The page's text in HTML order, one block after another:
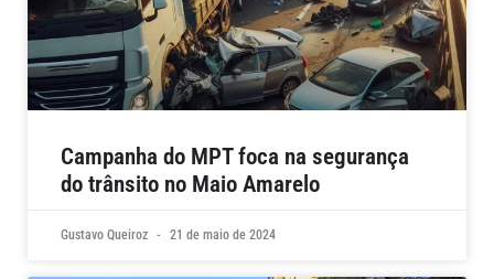
Campanha do MPT foca na segurança
do trânsito no Maio Amarelo
Gustavo Queiroz 21 de maio de 2024